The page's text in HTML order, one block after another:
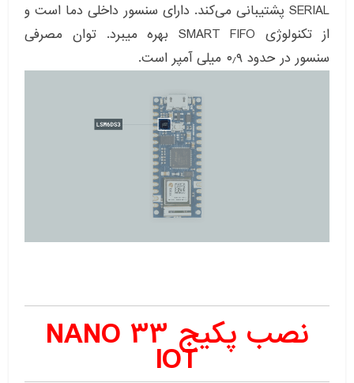
SERIAL پشتیبانی می‌کند. دارای سنسور داخلی دما است و
از تکنولوژی SMART FIFO بهره میبرد. توان مصرفی
سنسور در حدود ۰٫۹ میلی آمپر است.
نصب پکیج NANO 33
IOT